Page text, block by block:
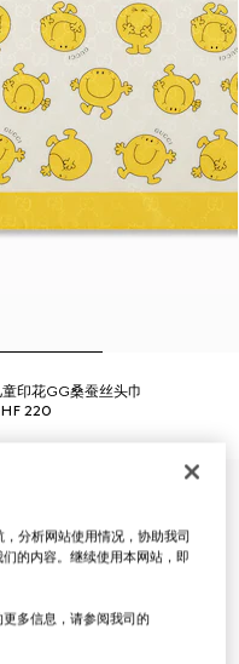
童印花GG桑蚕丝头巾
220
分析网站使用情况，协助我司
的内容。继续使用本网站，即
多信息，请参阅我司的